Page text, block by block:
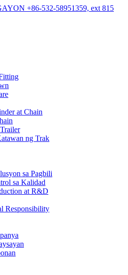
+86-532-58951359, ext 815
at Chain
ng Trak
sa Pagbili
sa Kalidad
at R&D
Responsibility